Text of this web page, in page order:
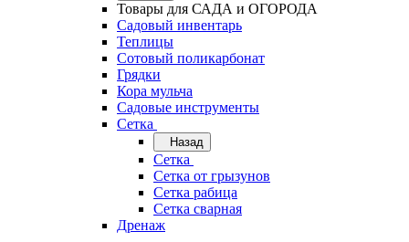
Товары для САДА и ОГОРОДА
Садовый инвентарь
Теплицы
Сотовый поликарбонат
Грядки
Кора мульча
Садовые инструменты
Сетка
Назад
Сетка
Сетка от грызунов
Сетка рабица
Сетка сварная
Дренаж